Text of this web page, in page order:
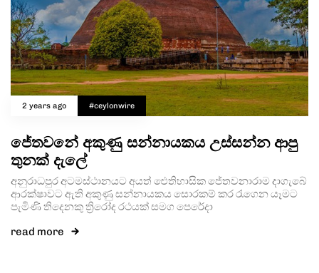
2 years ago #ceylonwire
ජේතවනේ අකුණු සන්නායකය උස්සන්න ආපු
තුනක් දැලේ
අනුරාධපුර අටමස්ථානයට අයත් ඓතිහාසික ජේතවනාරාම දාගැබේ
ආරක්ෂාවට ඇති අකුණු සන්නායකය සොරකම් කර රැගෙන යෑමට
පැමිණි තිදෙනකු ත්‍රිරෝද රථයක් සමග පෙරේදා
read more